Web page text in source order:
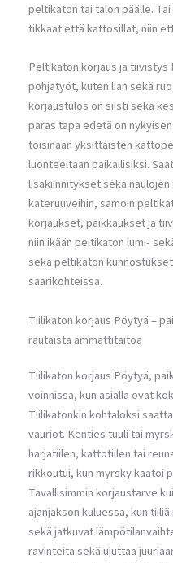
peltikaton tai talon päälle.
tikkaat että kattosillat, niin
Peltikaton korjaus ja
pohjatyöt, kuten lian sekä
korjaustulos on siisti sekä
paras tapa edetä on
toisinaan yksittäisten
luonteeltaan paikallisiksi.
lisäkiinnitykset sekä
kateruuveihin, samoin
korjaukset, paikkaukset ja
niin ikään peltikaton lumi-
sekä peltikaton
saarikohteissa.
Tiilikaton korjaus Pöytyä –
rautaista ammattitaitoa
Tiilikaton korjaus Pöytyä,
voinnissa, kun asialla ovat
Tiilikatonkin kohtaloksi
vauriot. Kenties tuuli tai
harjatiilen, kattotiilen tai
rikkoutui, kun myrsky kaatoi
Tavallisimmin korjaustarve
ajanjakson kuluessa, kun
sekä jatkuvat
ravinteita sekä ujuttaa